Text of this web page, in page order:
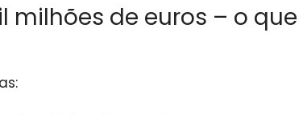
milhões de euros – o que